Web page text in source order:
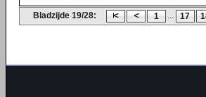
Bladzijde 19/28: 1 ... 17